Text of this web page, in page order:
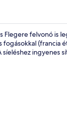
Flegere felvonó is
fogásokkal
ingyenes